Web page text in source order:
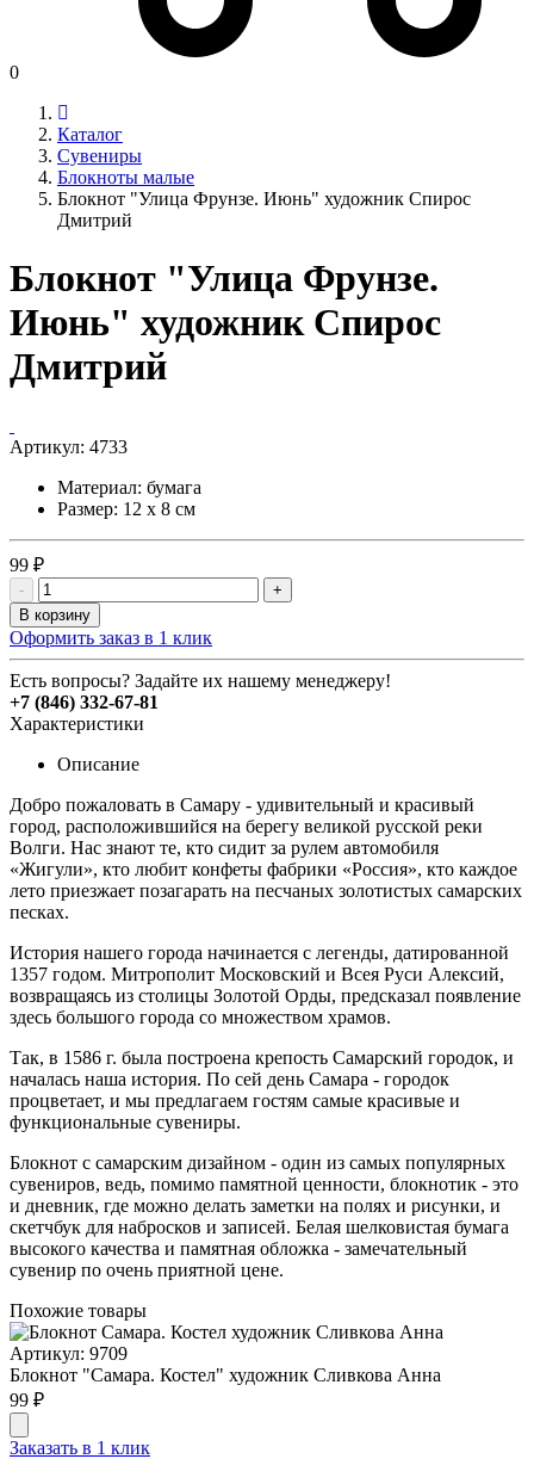
0
Каталог
Сувениры
Блокноты малые
Блокнот "Улица Фрунзе. Июнь" художник Спирос
Дмитрий
Блокнот "Улица Фрунзе.
Июнь" художник Спирос
Дмитрий
Артикул: 4733
Материал: бумага
Размер: 12 х 8 см
99 ₽
-
+
В корзину
Оформить заказ в 1 клик
Есть вопросы? Задайте их нашему менеджеру!
+7 (846) 332-67-81
Характеристики
Описание
Добро пожаловать в Самару - удивительный и красивый
город, расположившийся на берегу великой русской реки
Волги. Нас знают те, кто сидит за рулем автомобиля
«Жигули», кто любит конфеты фабрики «Россия», кто каждое
лето приезжает позагарать на песчаных золотистых самарских
песках.
История нашего города начинается с легенды, датированной
1357 годом. Митрополит Московский и Всея Руси Алексий,
возвращаясь из столицы Золотой Орды, предсказал появление
здесь большого города со множеством храмов.
Так, в 1586 г. была построена крепость Самарский городок, и
началась наша история. По сей день Самара - городок
процветает, и мы предлагаем гостям самые красивые и
функциональные сувениры.
Блокнот с самарским дизайном - один из самых популярных
сувениров, ведь, помимо памятной ценности, блокнотик - это
и дневник, где можно делать заметки на полях и рисунки, и
скетчбук для набросков и записей. Белая шелковистая бумага
высокого качества и памятная обложка - замечательный
сувенир по очень приятной цене.
Похожие товары
Артикул: 9709
Блокнот "Самара. Костел" художник Сливкова Анна
99 ₽
Заказать в 1 клик